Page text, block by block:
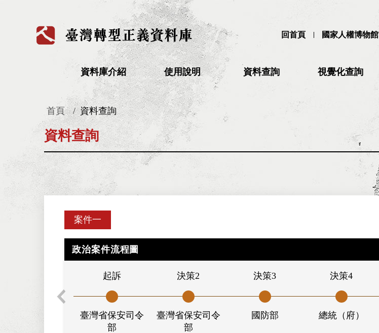
回首頁 國家人權博物館
資料庫介紹 使用說明 資料查詢 視覺化查詢
首頁 資料查詢
資料查詢
案件一
政治案件流程圖
起訴
臺灣省保安司令
部
決策2
臺灣省保安司令
部
決策3
國防部
決策4
總統（府）